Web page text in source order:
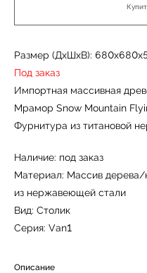
Размер (ДxШxВ):
Под заказ
Импортная массивная
Мрамор Snow Mountain
Фурнитура из титановой
Наличие: под заказ
Материал: Массив
из нержавеющей стали
Вид: Столик
Серия: Van1
Описание